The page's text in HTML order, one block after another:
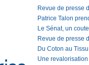
Revue de presse
Patrice Talon
Le Sénat, un
Revue de presse
Du Coton au
Une